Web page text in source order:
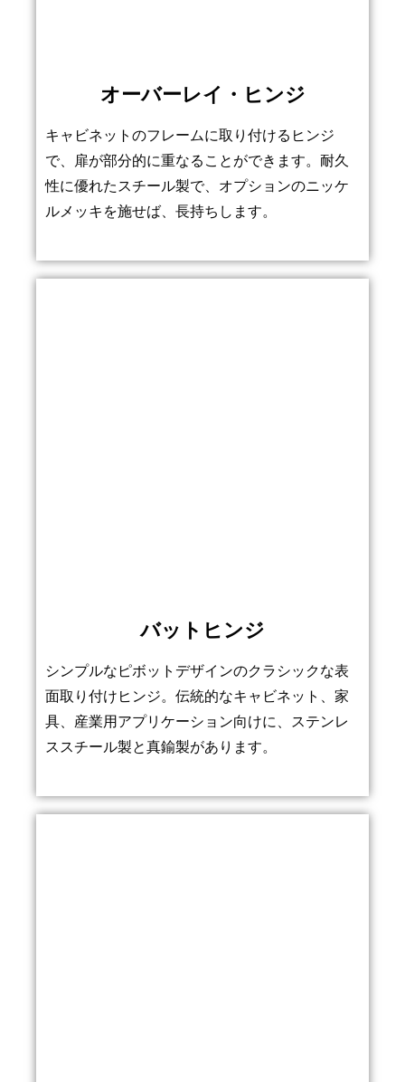
オーバーレイ・ヒンジ
キャビネットのフレームに取り付けるヒンジ
で、扉が部分的に重なることができます。耐久
性に優れたスチール製で、オプションのニッケ
ルメッキを施せば、長持ちします。
バットヒンジ
シンプルなピボットデザインのクラシックな表
面取り付けヒンジ。伝統的なキャビネット、家
具、産業用アプリケーション向けに、ステンレ
ススチール製と真鍮製があります。